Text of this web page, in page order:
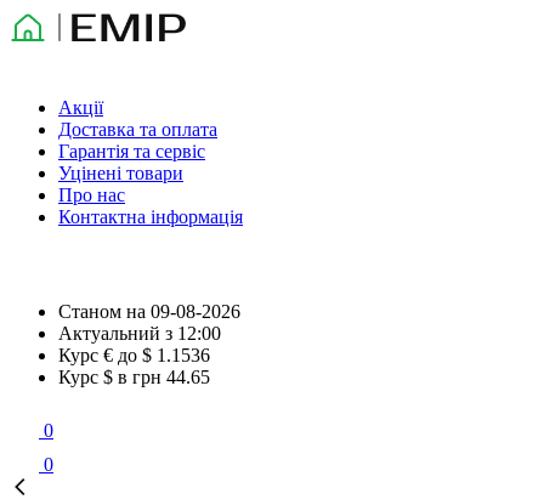
Акції
Доставка та оплата
Гарантія та сервіс
Уцінені товари
Про нас
Контактна інформація
Станом на 09-08-2026
Актуальний з 12:00
Курс € до $ 1.1536
Курс $ в грн 44.65
0
0